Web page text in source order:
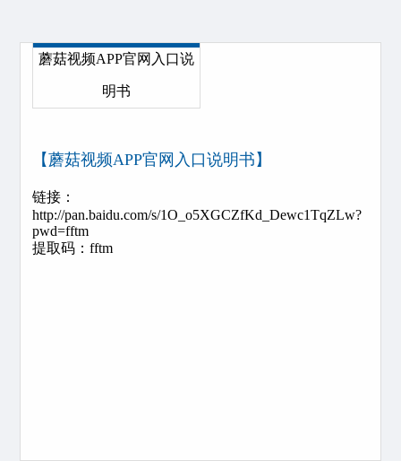
蘑菇视频APP官网入口说
明书
【蘑菇视频APP官网入口说明书】
链接：
http://pan.baidu.com/s/1O_o5XGCZfKd_Dewc1TqZLw?
pwd=fftm
提取码：fftm